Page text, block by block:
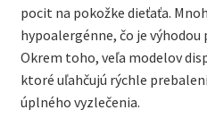
Zostavy do postieľky
VÝPREDAJ
Oblečenie na krst,
pocit na pokožke dieťaťa.
hypoalergénne, čo je
Okrem toho, veľa modelov
ktoré uľahčujú rýchle
úplného vyzlečenia.